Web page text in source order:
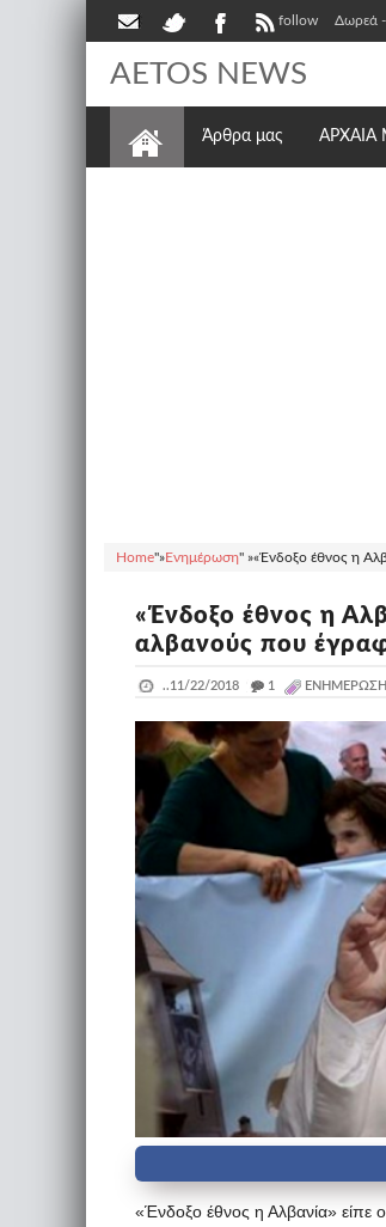
follow Δωρεά -
AETOS NEWS
Άρθρα μας ΑΡΧΑΙΑ
Home"»Ενημέρωση" »«Ένδοξο έθνος η
«Ένδοξο έθνος η
αλβανούς που
..11/22/2018 _ 1 ΕΝΗΜΈΡΩΣΗ,
«Ένδοξο έθνος η Αλβανία»